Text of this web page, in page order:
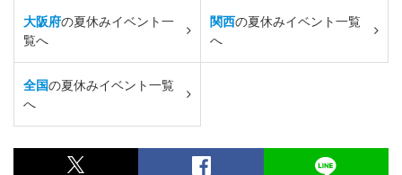
大阪府の夏休みイベント一
覧へ
関西の夏休みイベント一覧
へ
全国の夏休みイベント一覧
へ